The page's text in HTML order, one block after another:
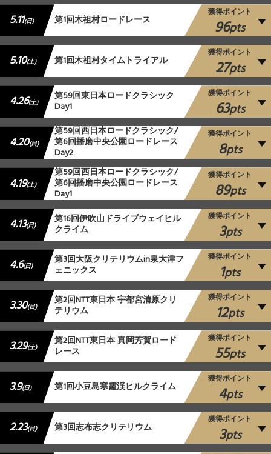
5.11(日) 第1回木祖村ロードレース
獲得ポイント
96pts
5.10(土) 第1回木祖村タイムトライアル
獲得ポイント
27pts
4.26(土) 第59回東日本ロードクラシック
Day1
獲得ポイント
63pts
4.20(日)
第59回西日本ロードクラシック/
第6回播磨中央公園ロードレース
Day2
獲得ポイント
8pts
4.19(土)
第59回西日本ロードクラシック/
第6回播磨中央公園ロードレース
Day1
獲得ポイント
89pts
4.13(日) 第16回伊吹山ドライブウェイヒル
クライム
獲得ポイント
3pts
4.6(日) 第3回大阪クリテリウムin泉大津フ
ェニックス
獲得ポイント
1pts
3.30(日) 第2回NTT東日本 宇都宮清原クリ
テリウム
獲得ポイント
12pts
3.29(土) 第2回NTT東日本 真岡芳賀ロード
レース
獲得ポイント
55pts
3.9(日) 第1回小豆島寒霞渓ヒルクライム
獲得ポイント
4pts
2.23(日) 第3回志布志クリテリウム
獲得ポイント
3pts